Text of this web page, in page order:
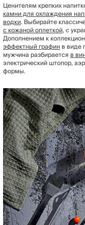
Ценителям крепких
камни для охлаждения
водки. Выбирайте
с кожаной оплеткой, с
Дополнением к
эффектный графинв виде
мужчина разбираетсяв
электрический штопор,
формы.